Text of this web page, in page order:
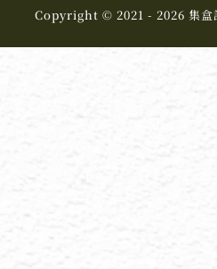
Copyright © 2021 - 2026 集